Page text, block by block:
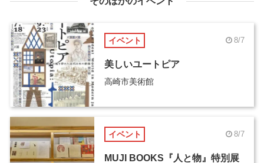
イベント 8/7
美しいユートピア
高崎市美術館
イベント 8/7
MUJI BOOKS『人と物』特別展